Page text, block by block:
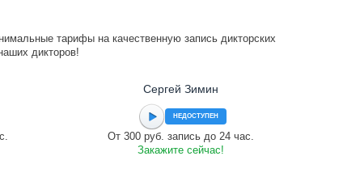
тарифы на качественную запись дикторских
дикторов!
Сергей Зимин
НЕДОСТУПЕН
От 300 руб. запись до 24 час.
Закажите сейчас!